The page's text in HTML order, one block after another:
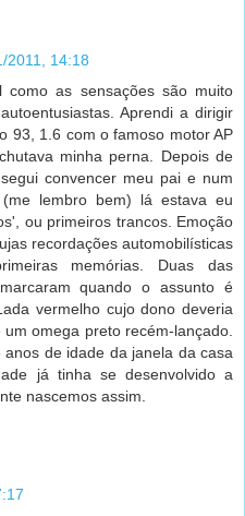
2011, 14:18
como as sensações são muito
Aprendi a dirigir
93, 1.6 com o famoso motor AP
minha perna. Depois de
convencer meu pai e num
lembro bem) lá estava eu
ou primeiros trancos. Emoção
recordações automobilísticas
memórias. Duas das
quando o assunto é
vermelho cujo dono deveria
omega preto recém-lançado.
de idade da janela da casa
já tinha se desenvolvido a
nascemos assim.